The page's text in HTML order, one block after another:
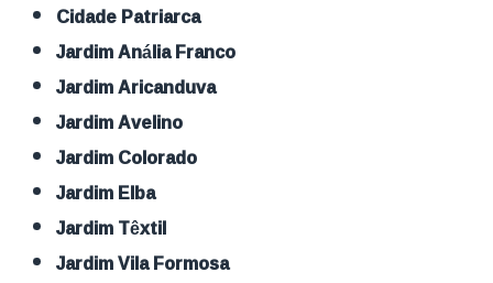
Cidade Patriarca
Jardim Anália Franco
Jardim Aricanduva
Jardim Avelino
Jardim Colorado
Jardim Elba
Jardim Têxtil
Jardim Vila Formosa